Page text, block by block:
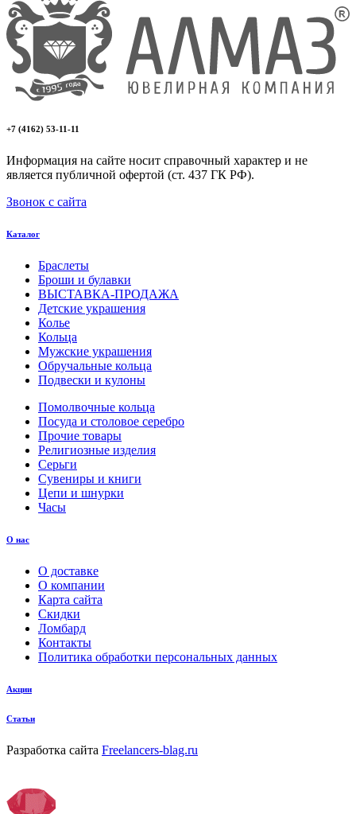
+7 (4162) 53-11-11
Информация на сайте носит справочный характер и не
является публичной офертой (ст. 437 ГК РФ).
Звонок с сайта
Каталог
Браслеты
Броши и булавки
ВЫСТАВКА-ПРОДАЖА
Детские украшения
Колье
Кольца
Мужские украшения
Обручальные кольца
Подвески и кулоны
Помолвочные кольца
Посуда и столовое серебро
Прочие товары
Религиозные изделия
Серьги
Сувениры и книги
Цепи и шнурки
Часы
О нас
О доставке
О компании
Карта сайта
Скидки
Ломбард
Контакты
Политика обработки персональных данных
Акции
Статьи
Разработка сайта Freelancers-blag.ru